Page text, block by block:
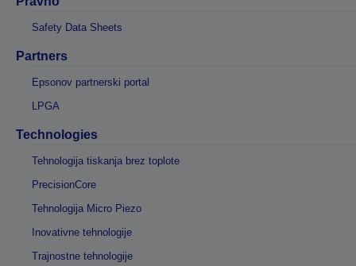
Safety Data Sheets
Partners
Epsonov partnerski portal
LPGA
Technologies
Tehnologija tiskanja brez toplote
PrecisionCore
Tehnologija Micro Piezo
Inovativne tehnologije
Trajnostne tehnologije